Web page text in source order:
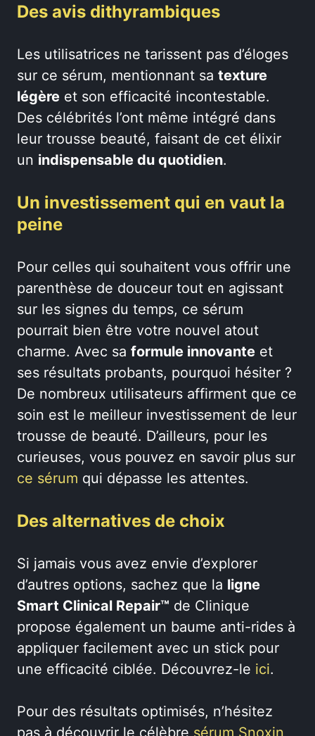
Des avis dithyrambiques
Les utilisatrices ne tarissent pas d’éloges
sur ce sérum, mentionnant sa texture
légère et son efficacité incontestable.
Des célébrités l’ont même intégré dans
leur trousse beauté, faisant de cet élixir
un indispensable du quotidien.
Un investissement qui en vaut la
peine
Pour celles qui souhaitent vous offrir une
parenthèse de douceur tout en agissant
sur les signes du temps, ce sérum
pourrait bien être votre nouvel atout
charme. Avec sa formule innovante et
ses résultats probants, pourquoi hésiter ?
De nombreux utilisateurs affirment que ce
soin est le meilleur investissement de leur
trousse de beauté. D’ailleurs, pour les
curieuses, vous pouvez en savoir plus sur
ce sérum qui dépasse les attentes.
Des alternatives de choix
Si jamais vous avez envie d’explorer
d’autres options, sachez que la ligne
Smart Clinical Repair™ de Clinique
propose également un baume anti-rides à
appliquer facilement avec un stick pour
une efficacité ciblée. Découvrez-le ici.
Pour des résultats optimisés, n’hésitez
pas à découvrir le célèbre sérum Snoxin